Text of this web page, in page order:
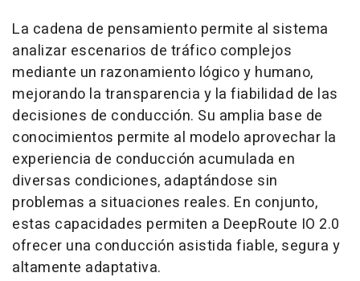
La cadena de pensamiento permite al sistema
analizar escenarios de tráfico complejos
mediante un razonamiento lógico y humano,
mejorando la transparencia y la fiabilidad de las
decisiones de conducción. Su amplia base de
conocimientos permite al modelo aprovechar la
experiencia de conducción acumulada en
diversas condiciones, adaptándose sin
problemas a situaciones reales. En conjunto,
estas capacidades permiten a DeepRoute IO 2.0
ofrecer una conducción asistida fiable, segura y
altamente adaptativa.